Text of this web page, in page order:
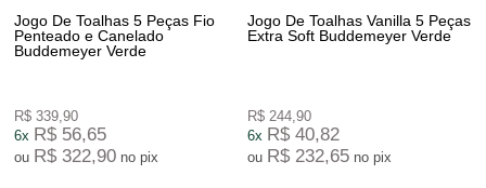
Jogo De Toalhas 5 Peças Fio
Penteado e Canelado
Buddemeyer Verde
R$ 339,90
6x R$ 56,65
ou R$ 322,90 no pix
Jogo De Toalhas Vanilla 5 Peças
Extra Soft Buddemeyer Verde
R$ 244,90
6x R$ 40,82
ou R$ 232,65 no pix